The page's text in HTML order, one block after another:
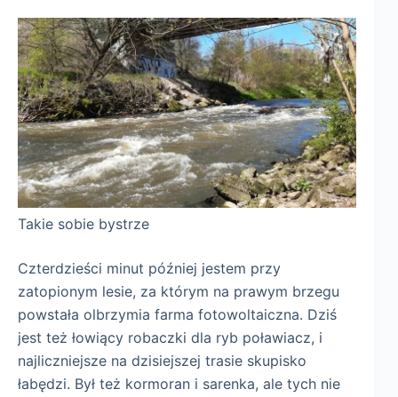
Takie sobie bystrze
Czterdzieści minut później jestem przy
zatopionym lesie, za którym na prawym brzegu
powstała olbrzymia farma fotowoltaiczna. Dziś
jest też łowiący robaczki dla ryb poławiacz, i
najliczniejsze na dzisiejszej trasie skupisko
łabędzi. Był też kormoran i sarenka, ale tych nie